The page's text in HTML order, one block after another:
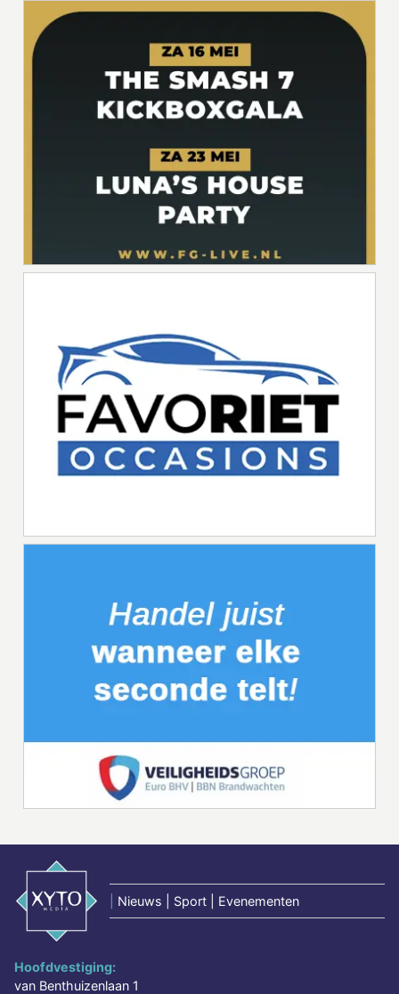
Nieuws | Sport | Evenementen
Hoofdvestiging:
van Benthuizenlaan 1